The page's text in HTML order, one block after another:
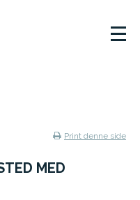
Print denne side
MED